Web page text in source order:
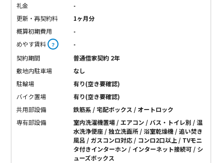
礼金
-
更新・再契約料
1ヶ月分
概算初期費用
-
めやす賃料 ？
-
契約期間
普通借家契約 2年
敷地内駐車場
なし
駐輪場
有り(空き要確認)
バイク置場
有り(空き要確認)
共用部設備
鉄筋系 / 宅配ボックス / オートロック
専有部設備
室内洗濯機置場 / エアコン / バス・トイレ別 / 温
水洗浄便座 / 独立洗面所 / 浴室乾燥機 / 追い焚き
風呂 / ガスコンロ対応 / コンロ2口以上 / TVモニ
タ付きインターホン / インターネット接続可 / シ
ューズボックス